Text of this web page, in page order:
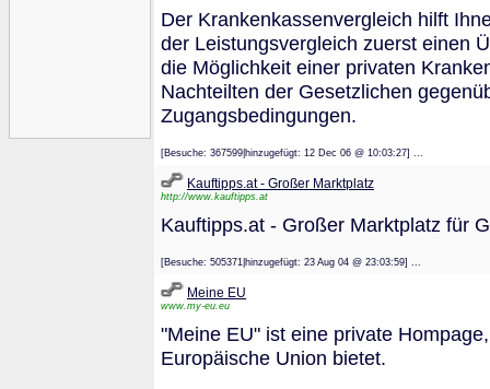
Der Krankenkassenvergleich hilft
der Leistungsvergleich zuerst einen
die Möglichkeit einer privaten
Nachteilten der Gesetzlichen
Zugangsbedingungen.
[Besuche: 367599|hinzugefügt: 12 Dec 06 @ 10:03:27] ...
Kauftipps.at - Großer Marktplatz
http://www.kauftipps.at
Kauftipps.at - Großer Marktplatz für
[Besuche: 505371|hinzugefügt: 23 Aug 04 @ 23:03:59] ...
Meine EU
www.my-eu.eu
"Meine EU" ist eine private
Europäische Union bietet.